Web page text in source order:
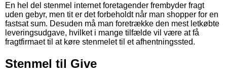
En hel del stenmel internet foretagender frembyder fragt
uden gebyr, men tit er det forbeholdt når man shopper for en
fastsat sum. Desuden må man foretrække den mest letkøbte
leveringsudgave, hvilket i mange tilfælde vil være at få
fragtfirmaet til at køre stenmelet til et afhentningssted.
Stenmel til Give